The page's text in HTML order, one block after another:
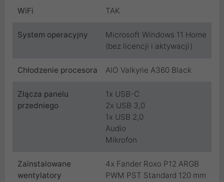
WiFi TAK
System operacyjny
Microsoft Windows 11 Home
(bez licencji i aktywacji)
Chłodzenie procesora AIO Valkyrie A360 Black
Złącza panelu
przedniego
1x USB-C
2x USB 3,0
1x USB 2,0
Audio
Mikrofon
Zainstalowane
wentylatory
4x Fander Roxo P12 ARGB
PWM PST Standard 120 mm